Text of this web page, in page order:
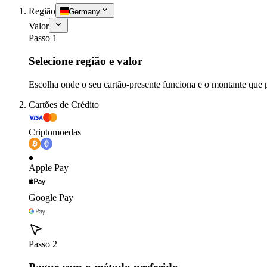
Região Germany
Valor
Passo 1
Selecione região e valor
Escolha onde o seu cartão-presente funciona e o montante que
Cartões de Crédito
Criptomoedas
Apple Pay
Google Pay
Passo 2